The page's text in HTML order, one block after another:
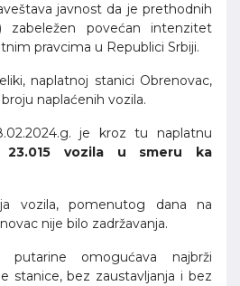
javnost da je prethodnih
zabeležen povećan intenzitet
pravcima u Republici Srbiji.
naplatnoj stanici Obrenovac,
naplaćenih vozila.
je kroz tu naplatnu
23.015 vozila u smeru ka
vozila, pomenutog dana na
nije bilo zadržavanja.
putarine omogućava najbrži
stanice, bez zaustavljanja i bez